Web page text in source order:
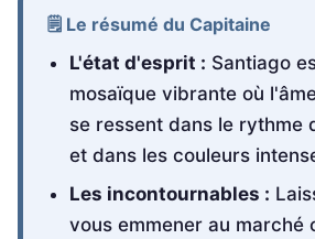
🗒️ Le résumé du Capitaine
L'état d'esprit : Santiago
mosaïque vibrante où
se ressent dans le rythme
et dans les couleurs
Les incontournables :
vous emmener au marché